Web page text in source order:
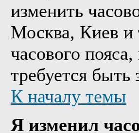
изменить
Москва, Киев и
часового
требуется быть
К началу темы
Я изменил